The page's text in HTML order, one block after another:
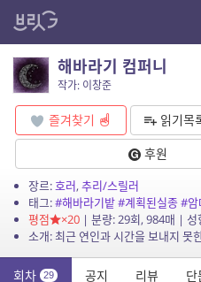
해바라기 컴퍼니
작가: 이창준
즐겨찾기 읽기목
후원
장르:호러,추리/스릴러
태그:#해바라기밭#계획된실종#암
평점
×20| 분량: 29회, 984매 | 성
회차 29 공지 리뷰 단